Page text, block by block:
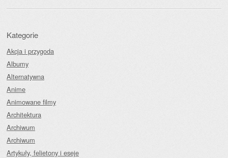
Kategorie
Akcja i przygoda
Albumy
Alternatywna
Anime
Animowane filmy
Architektura
Archiwum
Archiwum
Artykuły, felietony i eseje